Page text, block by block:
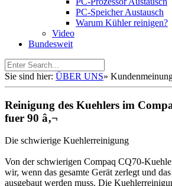
PC-Speicher Austausch
Warum Kühler reinigen?
Video
Bundesweit
Sie sind hier: ÜBER UNS»
Reinigung des Kuehlers im
fuer 90 â‚¬
Die schwierige Kuehlerreinigung
Von der schwierigen Compaq CQ70-
wir, wenn das gesamte Gerät zerlegt und
ausgebaut werden muss. Die